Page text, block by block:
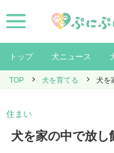
トップ 犬ニュース
TOP 犬を育てる 犬を
住まい
犬を家の中で放し